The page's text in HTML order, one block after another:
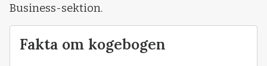
Business-sektion.
Fakta om kogebogen